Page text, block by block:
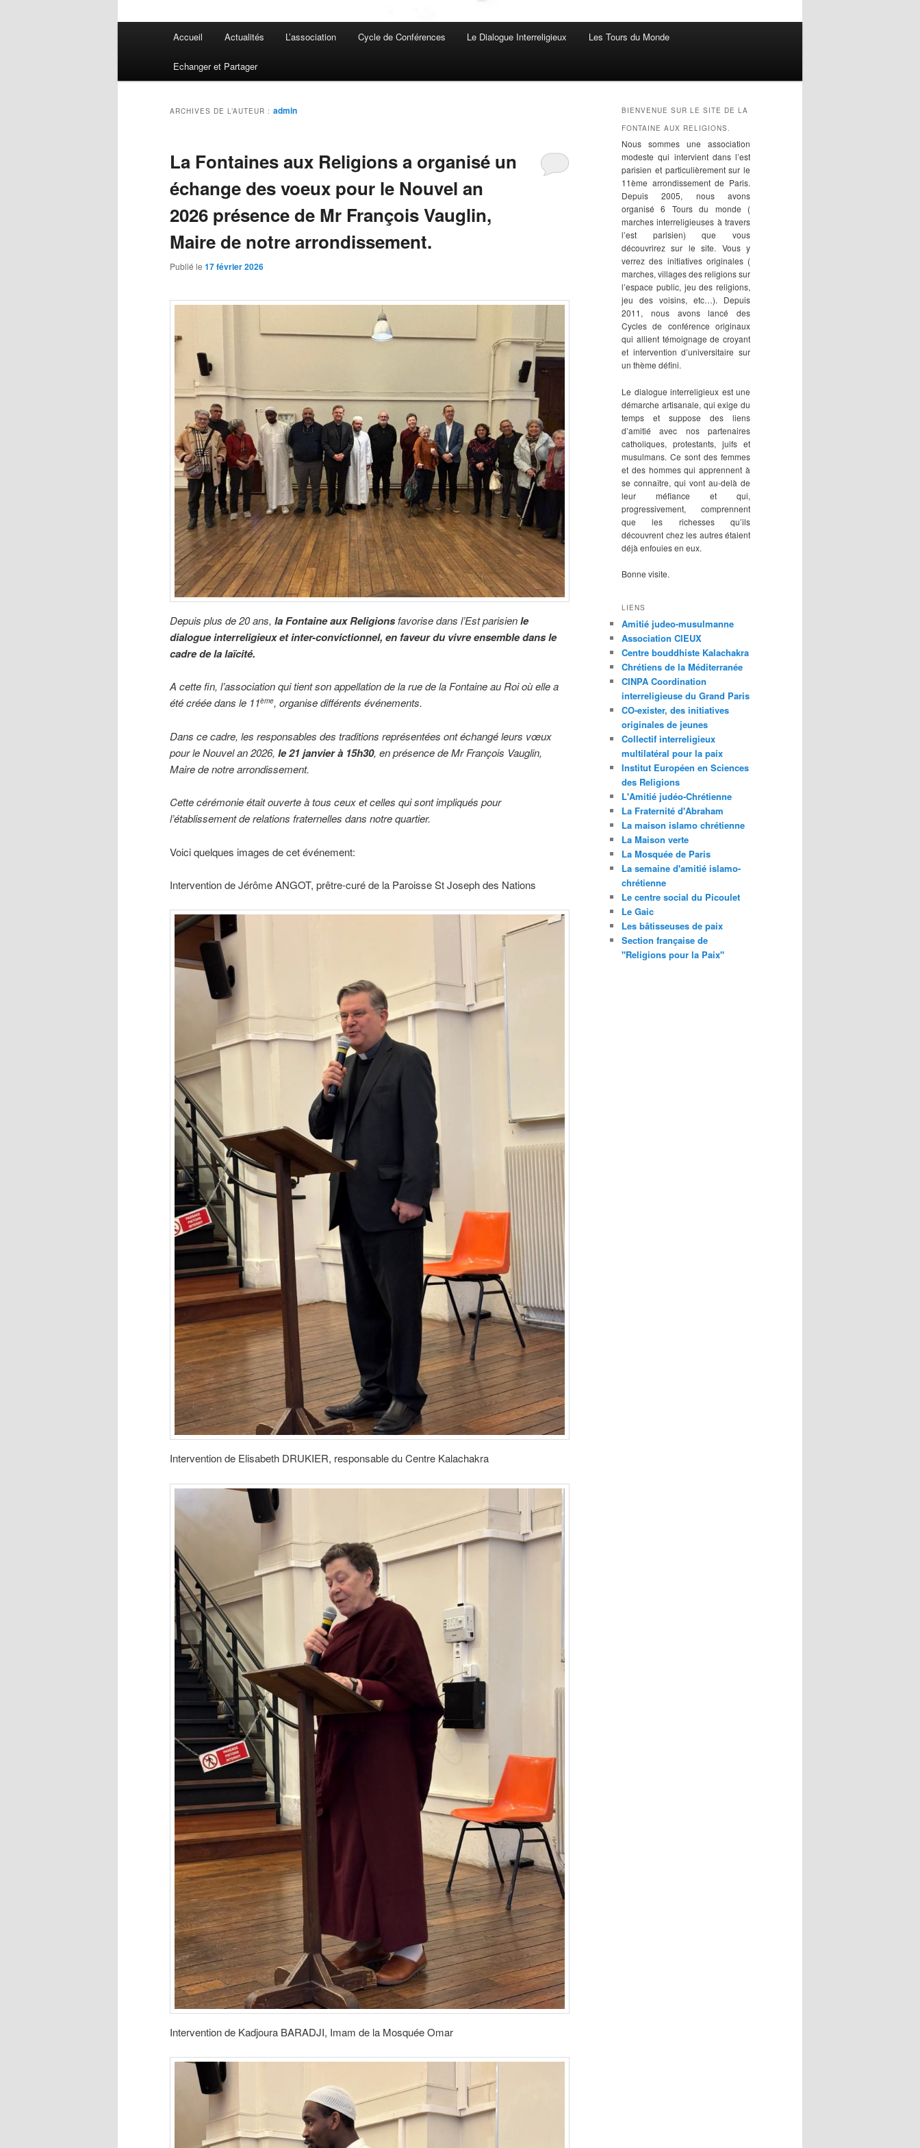
Accueil Actualités L’association Cycle de Conférences Le Dialogue Interreligieux Les Tours du Monde
Echanger et Partager
ARCHIVES DE L’AUTEUR : admin
La Fontaines aux Religions a organisé un
échange des voeux pour le Nouvel an
2026 présence de Mr François Vauglin,
Maire de notre arrondissement.
Publié le 17 février 2026
Depuis plus de 20 ans, la Fontaine aux Religionsfavorise dans l’Est parisienle
dialogue interreligieux et inter-convictionnel, en faveur du vivre ensemble dans le
cadre de la laïcité.
A cette fin, l’association qui tient son appellation de la rue de la Fontaine au Roi où elle a
été créée dans le 11ème, organise différents événements.
Dans ce cadre, les responsables des traditions représentées ont échangé leurs vœux
pour le Nouvel an 2026, le 21 janvier à 15h30, en présence de Mr François Vauglin,
Maire de notre arrondissement.
Cette cérémonie était ouverte à tous ceux et celles qui sont impliqués pour
l’établissement de relations fraternelles dans notre quartier.
Voici quelques images de cet événement:
Intervention de Jérôme ANGOT, prêtre-curé de la Paroisse St Joseph des Nations
Intervention de Elisabeth DRUKIER, responsable du Centre Kalachakra
Intervention de Kadjoura BARADJI, Imam de la Mosquée Omar
BIENVENUE SUR LE SITE DE LA
FONTAINE AUX RELIGIONS.
Nous sommes une association
modeste qui intervient dans l’est
parisien et particulièrement sur le
11ème arrondissement de Paris.
Depuis 2005, nous avons
organisé 6 Tours du monde (
marches interreligieuses à travers
l’est parisien) que vous
découvrirez sur le site. Vous y
verrez des initiatives originales (
marches, villages des religions sur
l’espace public, jeu des religions,
jeu des voisins, etc…). Depuis
2011, nous avons lancé des
Cycles de conférence originaux
qui allient témoignage de croyant
et intervention d’universitaire sur
un thème défini.
Le dialogue interreligieux est une
démarche artisanale, qui exige du
temps et suppose des liens
d’amitié avec nos partenaires
catholiques, protestants, juifs et
musulmans. Ce sont des femmes
et des hommes qui apprennent à
se connaître, qui vont au-delà de
leur méfiance et qui,
progressivement, comprennent
que les richesses qu’ils
découvrent chez les autres étaient
déjà enfouies en eux.
Bonne visite.
LIENS
Amitié judeo-musulmanne
Association CIEUX
Centre bouddhiste Kalachakra
Chrétiens de la Méditerranée
CINPA Coordination
interreligieuse du Grand Paris
CO-exister, des initiatives
originales de jeunes
Collectif interreligieux
multilatéral pour la paix
Institut Européen en Sciences
des Religions
L'Amitié judéo-Chrétienne
La Fraternité d'Abraham
La maison islamo chrétienne
La Maison verte
La Mosquée de Paris
La semaine d'amitié islamo-
chrétienne
Le centre social du Picoulet
Le Gaic
Les bâtisseuses de paix
Section française de
"Religions pour la Paix"